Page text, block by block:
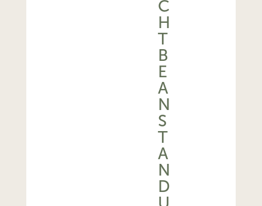
C
H
T
B
E
A
N
S
T
A
N
D